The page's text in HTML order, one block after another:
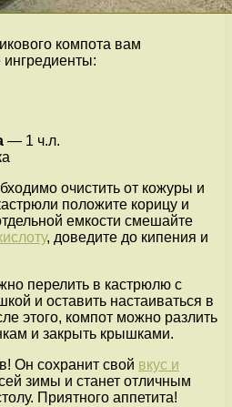
компота вам
— 1 ч.л.
очистить от кожуры и
положите корицу и
емкости смешайте
, доведите до кипения и
перелить в кастрюлю с
и оставить настаиваться в
этого, компот можно разлить
и закрыть крышками.
Он сохранит свой вкус и
зимы и станет отличным
Приятного аппетита!